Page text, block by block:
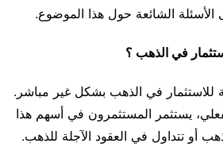
الشائعة حول هذا الموضوع.
في الذهب ؟
في الذهب بشكل غير مباشر.
يستثمر المستثمرون في أسهم هذا
أو تتداول في العقود الآجلة للذهب.